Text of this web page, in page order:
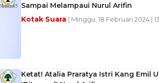
Sampai Melampaui Nurul Arifin
Kotak Suara | Minggu, 18 Februari 2024 |
Ketat! Atalia Praratya Istri Kang Emil